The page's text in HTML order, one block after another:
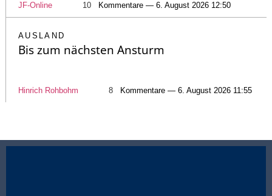
JF-Online 10 Kommentare — 6. August 2026 12:50
AUSLAND
Bis zum nächsten Ansturm
Hinrich Rohbohm 8 Kommentare — 6. August 2026 11:55